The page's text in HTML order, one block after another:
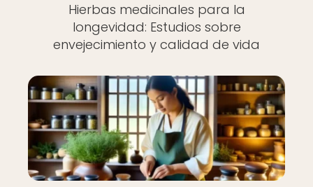
Hierbas medicinales para la
longevidad: Estudios sobre
envejecimiento y calidad de vida